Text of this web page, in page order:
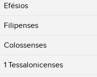
Efésios
Filipenses
Colossenses
1 Tessalonicenses